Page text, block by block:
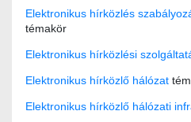
Elektronikus hírközlés
témakör
Elektronikus hírközlési
Elektronikus hírközlő hálózat
Elektronikus hírközlő hálózati